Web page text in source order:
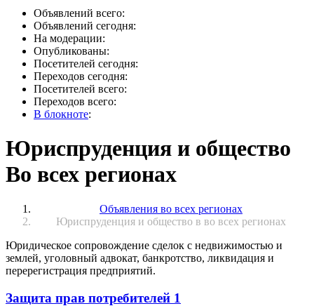
Объявлений всего:
Объявлений сегодня:
На модерации:
Опубликованы:
Посетителей сегодня:
Переходов сегодня:
Посетителей всего:
Переходов всего:
В блокноте:
Юриспруденция и общество
Во всех регионах
Объявления во всех регионах
Юриспруденция и общество в во всех регионах
Юридическое сопровождение сделок с недвижимостью и
землей, уголовный адвокат, банкротство, ликвидация и
перерегистрация предприятий.
Защита прав потребителей 1